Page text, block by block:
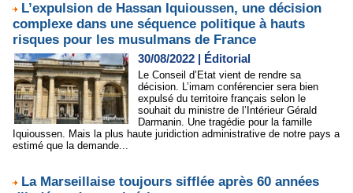
L’expulsion de Hassan Iquioussen, une décision
complexe dans une séquence politique à hauts
risques pour les musulmans de France
30/08/2022 | Éditorial
Le Conseil d’Etat vient de rendre sa
décision. L’imam conférencier sera bien
expulsé du territoire français selon le
souhait du ministre de l’Intérieur Gérald
Darmanin. Une tragédie pour la famille
Iquioussen. Mais la plus haute juridiction administrative de notre pays a
estimé que la demande...
La Marseillaise toujours sifflée après 60 années